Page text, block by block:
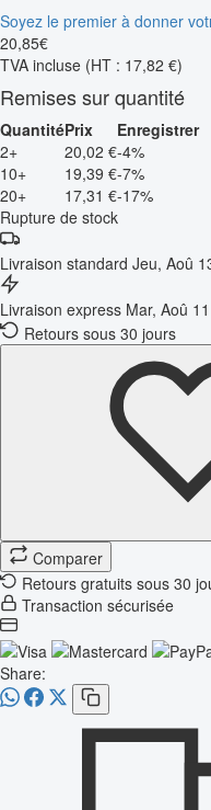
Soyez le premier à donner
20,85€
TVA incluse (HT : 17,82 €)
Remises sur quantité
QuantitéPrix
Enregistrer
2+
20,02 €-4%
10+
19,39 €-7%
20+
17,31 €-17%
Rupture de stock
Livraison standard Jeu, Aoû
Livraison express Mar, Aoû
Retours sous 30 jours
Comparer
Retours gratuits sous 30
Transaction sécurisée
Share: